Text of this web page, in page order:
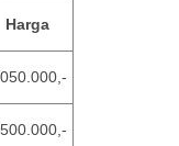
Harga